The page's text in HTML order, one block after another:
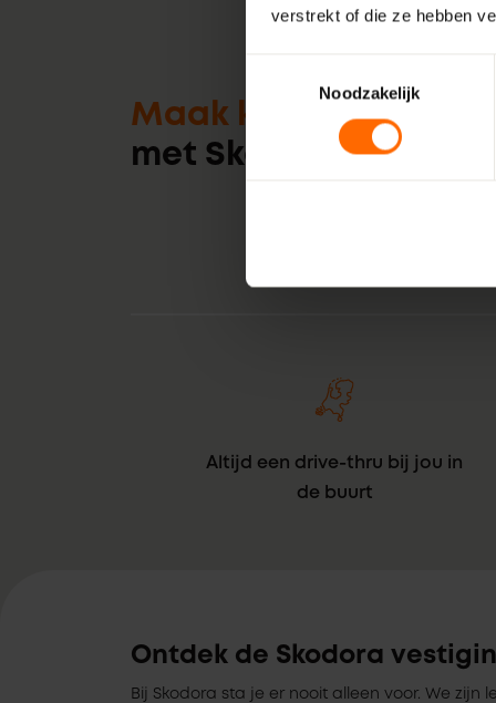
verstrekt of die ze hebben
Noodzakelijk
Maak kennis
met Skodora
Altijd een drive-thru bij jou in
de buurt
Ontdek de Skodora
Bij Skodora sta je er nooit alleen voor. We zijn